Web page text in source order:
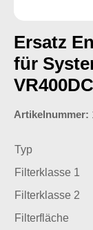
Ersatz
für
Artikelnummer:
Typ
Filterklasse 1
Filterklasse 2
Filterfläche